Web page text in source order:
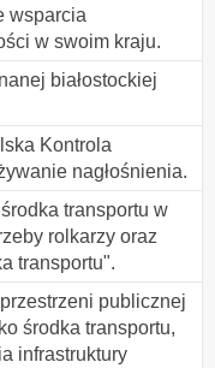
wsparcia
w swoim kraju.
białostockiej
Kontrola
nagłośnienia.
transportu w
rolkarzy oraz
transportu".
publicznej
środka transportu,
infrastruktury